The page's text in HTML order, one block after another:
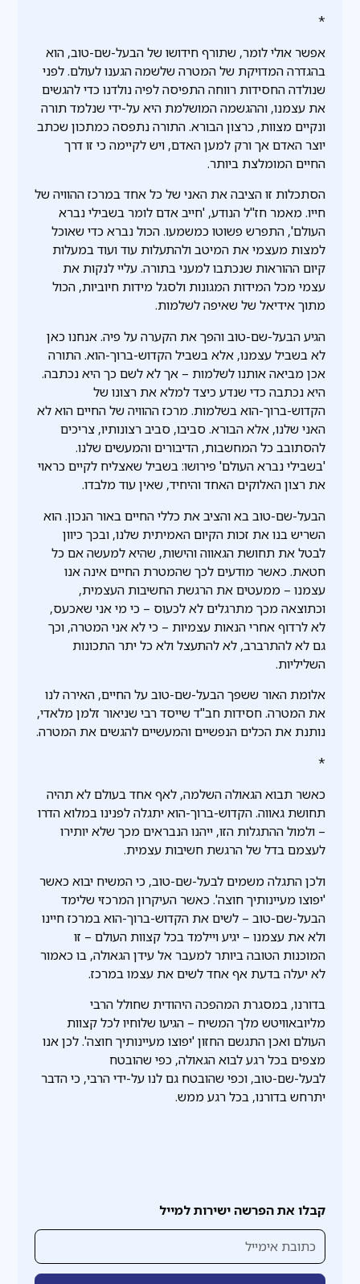
קבלו את הפרשה ישירות למייל
*
אפשר אולי לומר, שתורף חידושו של הבעל-שם-טוב, הוא
בהגדרה המדויקת של המטרה שלשמה הגענו לעולם. לפני
שנולדה החסידות רווחה התפיסה לפיה נולדנו כדי להגשים
את עצמנו, וההגשמה המושלמת היא על-ידי שנלמד תורה
ונקיים מצוות, כרצון הבורא. התורה נתפסה כמתכון שכתב
יוצר האדם אך ורק למען האדם, ויש לקיימה כי זו דרך
החיים המומלצת ביותר.
הסתכלות זו הציבה את האני של כל אחד במרכז ההוויה של
חייו. מאמר חז"ל הנודע, 'חייב אדם לומר בשבילי נברא
העולם', התפרש פשוטו כמשמעו. הכול נברא כדי שאוכל
למצות מעצמי את המיטב ולהתעלות עוד ועוד במעלות
קיום ההוראות שנכתבו למעני בתורה. עליי לנקות את
עצמי מכל המידות המגונות ולסגל מידות חיוביות, הכול
מתוך אידיאל של שאיפה לשלמות.
הגיע הבעל-שם-טוב והפך את הקערה על פיה. אנחנו כאן
לא בשביל עצמנו, אלא בשביל הקדוש-ברוך-הוא. התורה
אכן מביאה אותנו לשלמות – אך לא לשם כך היא נכתבה.
היא נכתבה כדי שנדע כיצד למלא את רצונו של
הקדוש-ברוך-הוא בשלמות. מרכז ההוויה של החיים הוא לא
האני שלנו, אלא הבורא. סביבו, סביב רצונותיו, צריכים
להסתובב כל המחשבות, הדיבורים והמעשים שלנו.
'בשבילי נברא העולם' פירושו: בשביל שאצליח לקיים כראוי
את רצון האלוקים האחד והיחיד, שאין עוד מלבדו.
הבעל-שם-טוב בא והציב את כללי החיים באור הנכון. הוא
השריש בנו את זכות הקיום האמיתית שלנו, ובכך כיוון
לבטל את תחושת הגאווה והישות, שהיא למעשה אם כל
חטאת. כאשר מודעים לכך שהמטרת החיים אינה אנו
עצמנו – ממעטים את הרגשת החשיבות העצמית,
וכתוצאה מכך מתרגלים לא לכעוס – כי מי אני שאכעס,
לא לרדוף אחרי הנאות עצמיות – כי לא אני המטרה, וכך
גם לא להתרברב, לא להתעצל ולא כל יתר התכונות
השליליות.
אלומת האור ששפך הבעל-שם-טוב על החיים, האירה לנו
את המטרה. חסידות חב"ד שייסד רבי שניאור זלמן מלאדי,
נותנת את הכלים הנפשיים והמעשיים להגשים את המטרה.
*
כאשר תבוא הגאולה השלמה, לאף אחד בעולם לא תהיה
תחושת גאווה. הקדוש-ברוך-הוא יתגלה לפנינו במלוא הדרו
– ולמול ההתגלות הזו, ייהנו הנבראים מכך שלא יותירו
לעצמם בדל של הרגשת חשיבות עצמית.
ולכן התגלה משמים לבעל-שם-טוב, כי המשיח יבוא כאשר
'יפוצו מעיינותיך חוצה'. כאשר העיקרון המרכזי שלימד
הבעל-שם-טוב – לשים את הקדוש-ברוך-הוא במרכז חיינו
ולא את עצמנו – יגיע ויילמד בכל קצוות העולם – זו
המוכנות הטובה ביותר למעבר אל עידן הגאולה, בו כאמור
לא יעלה בדעת אף אחד לשים את עצמו במרכז.
בדורנו, במסגרת המהפכה היהודית שחולל הרבי
מליובאוויטש מלך המשיח – הגיעו שלוחיו לכל קצוות
העולם ואכן התגשם החזון 'יפוצו מעיינותיך חוצה'. לכן אנו
מצפים בכל רגע לבוא הגאולה, כפי שהובטח
לבעל-שם-טוב, וכפי שהובטח גם לנו על-ידי הרבי, כי הדבר
יתרחש בדורנו, בכל רגע ממש.